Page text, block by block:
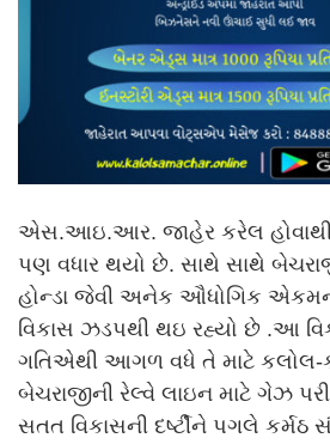
એસ.આઇ.આર. જાહેર કરેલ હોવાથી
પણ વધાર થયો છે. સાથે સાથે
હોન્ડા જેવી અનેક ઔધોગિક
વિકાસ ઝડપથી થઇ રહ્યો છે .આ
ગતિએથી આગળ વધે તે માટે કલોલ-
બેચરાજીની રેલ્વે લાઇન માટે ગેઝ
સતત વિકાસની દર્ષ્ટીને પગલે